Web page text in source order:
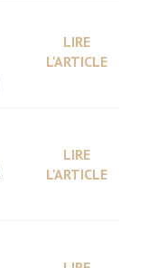
LIRE
L'ARTICLE
LIRE
L'ARTICLE